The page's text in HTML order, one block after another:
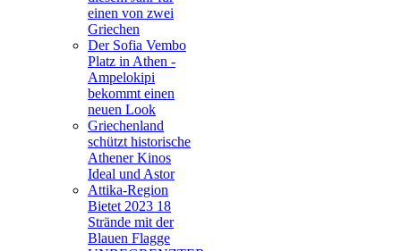
einen von zwei
Griechen
Der Sofia Vembo
Platz in Athen -
Ampelokipi
bekommt einen
neuen Look
Griechenland
schützt historische
Athener Kinos
Ideal und Astor
Attika-Region
Bietet 2023 18
Strände mit der
Blauen Flagge